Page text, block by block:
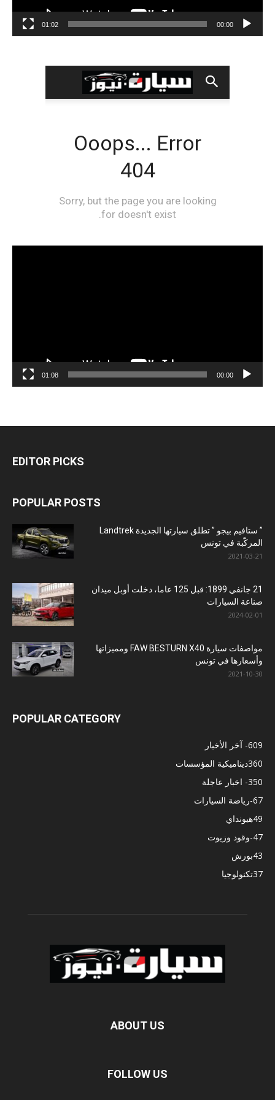
00:00
01:02
00:00
01:08
EDITOR PICKS
POPULAR POSTS
” ستافيم بيجو ” تطلق سيارتها الجديدة Landtrek
المركّبة في تونس
2021-03-21
21 جانفي 1899: قبل 125 عاما، دخلت أوبل ميدان
صناعة السيارات
2024-02-01
مواصفات سيارة FAW BESTURN X40 ومميزاتها
وأسعارها في تونس
2021-10-30
POPULAR CATEGORY
- آخر الأخبار609
ديناميكية المؤسسات360
- اخبار عاجلة350
-رياضة السيارات67
هيونداي49
-وقود وزيوت47
بورش43
تكنولوجيا37
ABOUT US
FOLLOW US